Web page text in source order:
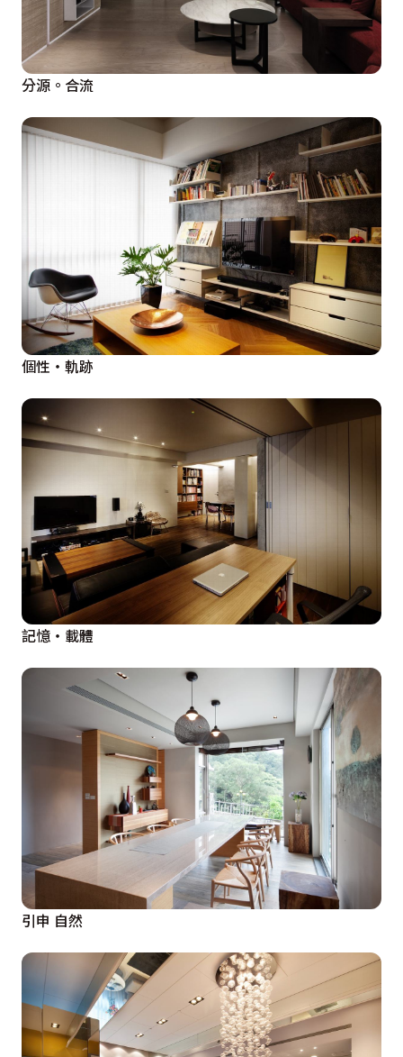
分源。合流
個性‧軌跡
記憶‧載體
引申 自然